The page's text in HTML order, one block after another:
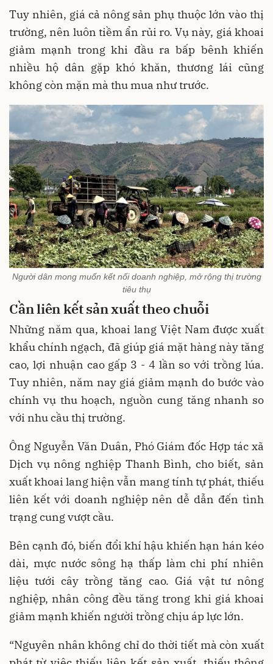
Tuy nhiên, giá cả nông sản phụ thuộc lớn vào thị
trường, nên luôn tiềm ẩn rủi ro. Vụ này, giá khoai
giảm mạnh trong khi đầu ra bấp bênh khiến
nhiều hộ dân gặp khó khăn, thương lái cũng
không còn mặn mà thu mua như trước.
Người dân mong muốn kết nối doanh nghiệp, mở rộng thị trường
tiêu thụ
Cầnliênkếtsảnxuấttheo chuỗi
Những năm qua, khoai lang Việt Nam được xuất
khẩu chính ngạch, đã giúp giá mặt hàng này tăng
cao, lợi nhuận cao gấp 3 - 4 lần so với trồng lúa.
Tuy nhiên, năm nay giá giảm mạnh do bước vào
chính vụ thu hoạch, nguồn cung tăng nhanh so
với nhu cầu thị trường.
Ông Nguyễn Văn Duân, Phó Giám đốc Hợp tác xã
Dịch vụ nông nghiệp Thanh Bình, cho biết, sản
xuất khoai lang hiện vẫn mang tính tự phát, thiếu
liên kết với doanh nghiệp nên dễ dẫn đến tình
trạng cung vượt cầu.
Bên cạnh đó, biến đổi khí hậu khiến hạn hán kéo
dài, mực nước sông hạ thấp làm chi phí nhiên
liệu tưới cây trồng tăng cao. Giá vật tư nông
nghiệp, nhân công đều tăng trong khi giá khoai
giảm mạnh khiến người trồng chịu áp lực lớn.
“Nguyên nhân không chỉ do thời tiết mà còn xuất